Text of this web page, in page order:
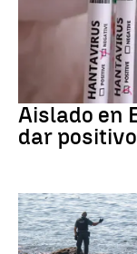
Aislado en
dar